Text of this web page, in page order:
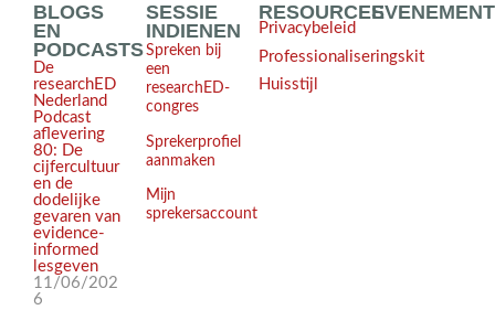
BLOGS
EN
PODCASTS
De
researchED
Nederland
Podcast
aflevering
80: De
cijfercultuur
en de
dodelijke
gevaren van
evidence-
informed
lesgeven
11/06/202
6
SESSIE
INDIENEN
Spreken bij
een
researchED-
congres
Sprekerprofiel
aanmaken
Mijn
sprekersaccount
RESOURCES
Privacybeleid
Professionaliseringskit
Huisstijl